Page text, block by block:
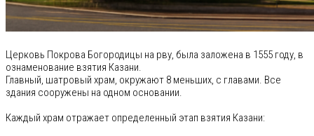
Церковь Покрова Богородицы на рву, была заложена в 1555 году, в
ознаменование взятия Казани.
Главный, шатровый храм, окружают 8 меньших, с главами. Все
здания сооружены на одном основании.
Каждый храм отражает определенный этап взятия Казани: